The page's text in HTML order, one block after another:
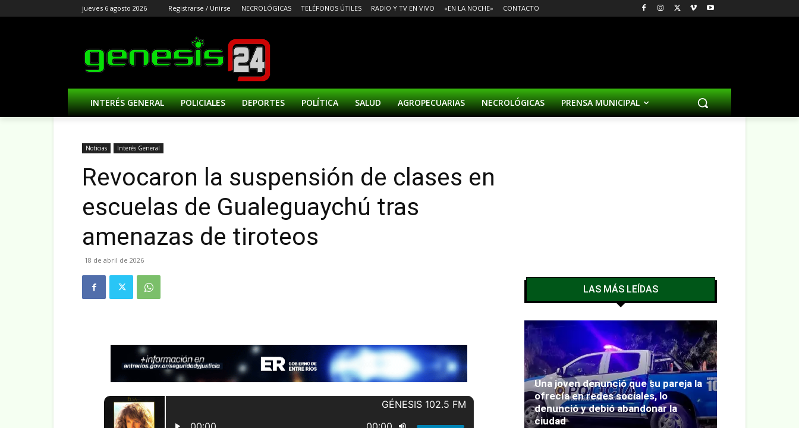
jueves 6 agosto 2026 Registrarse / Unirse NECROLÓGICAS TELÉFONOS ÚTILES RADIO Y TV EN VIVO «EN LA NOCHE» CONTACTO
INTERÉS GENERAL POLICIALES DEPORTES POLÍTICA SALUD AGROPECUARIAS NECROLÓGICAS PRENSA MUNICIPAL
Noticias Interés General
Revocaron la suspensión de clases en
escuelas de Gualeguaychú tras
amenazas de tiroteos
18 de abril de 2026
LAS MÁS LEÍDAS
Una joven denunció que su pareja la
ofrecía en redes sociales, lo
denunció y debió abandonar la
ciudad